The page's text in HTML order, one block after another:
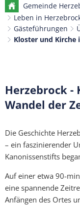
Gemeinde
Leben in
Gästeführungen
Kloster und Kirche
Kloster
und
Kirche
im
Wandel
der
Zeit
Herzebrock -
Wandel der
Die Geschichte
– ein faszinierender
Kanonissenstifts
Auf einer etwa 90-
eine spannende
Anfängen des Ortes